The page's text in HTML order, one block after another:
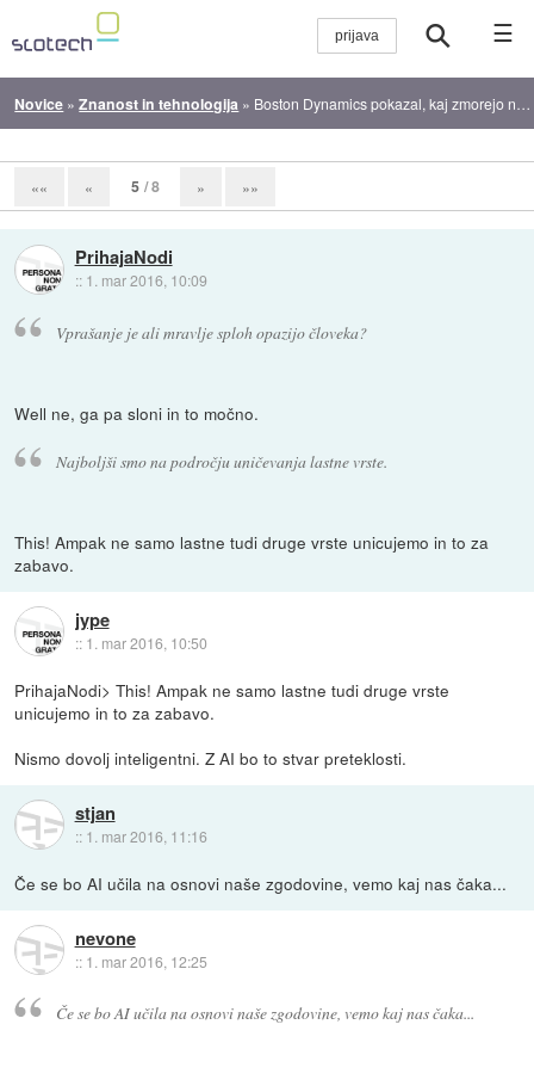
☰
Novice »Znanost in tehnologija » Boston Dynamics pokazal, kaj zmorejo novi humanoidni roboti
«« « 5 / 8 » »»
PrihajaNodi
:: 1. mar 2016, 10:09
Vprašanje je ali mravlje sploh opazijo človeka?
Well ne, ga pa sloni in to močno.
Najboljši smo na področju uničevanja lastne vrste.
This! Ampak ne samo lastne tudi druge vrste unicujemo in to za
zabavo.
jype
:: 1. mar 2016, 10:50
PrihajaNodi> This! Ampak ne samo lastne tudi druge vrste
unicujemo in to za zabavo.
Nismo dovolj inteligentni. Z AI bo to stvar preteklosti.
stjan
:: 1. mar 2016, 11:16
Če se bo AI učila na osnovi naše zgodovine, vemo kaj nas čaka...
nevone
:: 1. mar 2016, 12:25
Če se bo AI učila na osnovi naše zgodovine, vemo kaj nas čaka...